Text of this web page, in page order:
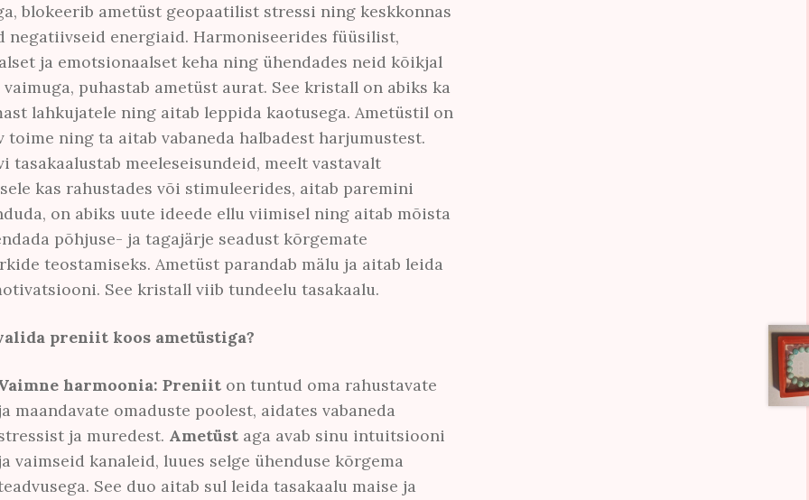
blokeerib ametüst geopaatilist stressi ning keskkonnas
negatiivseid energiaid. Harmoniseerides füüsilist,
ja emotsionaalset keha ning ühendades neid kõikjal
puhastab ametüst aurat. See kristall on abiks ka
lahkujatele ning aitab leppida kaotusega. Ametüstil on
toime ning ta aitab vabaneda halbadest harjumustest.
tasakaalustab meeleseisundeid, meelt vastavalt
kas rahustades või stimuleerides, aitab paremini
on abiks uute ideede ellu viimisel ning aitab mõista
põhjuse- ja tagajärje seadust kõrgemate
teostamiseks. Ametüst parandab mälu ja aitab leida
See kristall viib tundeelu tasakaalu.
preniit koos ametüstiga?
harmoonia: Preniiton tuntud oma rahustavate
maandavate omaduste poolest, aidates vabaneda
ja muredest. Ametüstaga avab sinu intuitsiooni
vaimseid kanaleid, luues selge ühenduse kõrgema
See duo aitab sul leida tasakaalu maise ja
uudiskirjaga ja oled alati kursis
paremate pakkumistega!